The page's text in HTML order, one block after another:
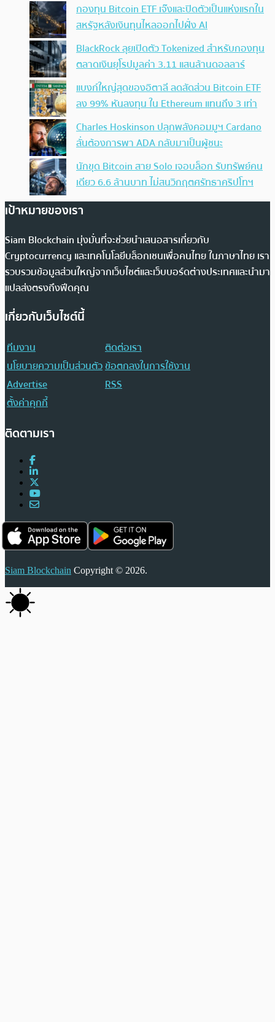
กองทุน Bitcoin ETF เจ๊งและปิดตัวเป็นแห่งแรกใน
สหรัฐหลังเงินทุนไหลออกไปฝั่ง AI
BlackRock ลุยเปิดตัว Tokenized สำหรับกองทุน
ตลาดเงินยุโรปมูลค่า 3.11 แสนล้านดอลลาร์
แบงก์ใหญ่สุดของอิตาลี ลดสัดส่วน Bitcoin ETF
ลง 99% หันลงทุน ใน Ethereum แทนถึง 3 เท่า
Charles Hoskinson ปลุกพลังคอมมูฯ Cardano
ลั่นต้องการพา ADA กลับมาเป็นผู้ชนะ
นักขุด Bitcoin สาย Solo เจอบล็อก รับทรัพย์คน
เดียว 6.6 ล้านบาท ไม่สนวิกฤตศรัทธาคริปโทฯ
เป้าหมายของเรา
Siam Blockchain มุ่งมั่นที่จะช่วยนำเสนอสารเกี่ยวกับ
Cryptocurrency และเทคโนโลยีบล็อกเชนเพื่อคนไทย ในภาษาไทย เรา
รวบรวมข้อมูลส่วนใหญ่จากเว็บไซต์และเว็บบอร์ดต่างประเทศและนำมา
แปลส่งตรงถึงฟีดคุณ
เกี่ยวกับเว็บไซต์นี้
ทีมงาน
ติดต่อเรา
นโยบายความเป็นส่วนตัวข้อตกลงในการใช้งาน
Advertise
RSS
ตั้งค่าคุกกี้
ติดตามเรา
Siam Blockchain Copyright © 2026.